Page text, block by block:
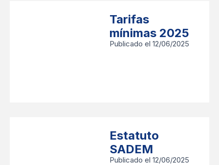
Tarifas
mínimas 2025
Publicado el 12/06/2025
Estatuto
SADEM
Publicado el 12/06/2025